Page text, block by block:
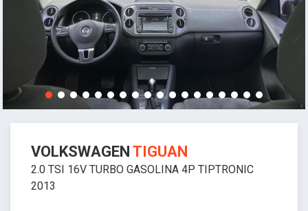
VOLKSWAGEN TIGUAN
2.0 TSI 16V TURBO GASOLINA 4P TIPTRONIC
2013